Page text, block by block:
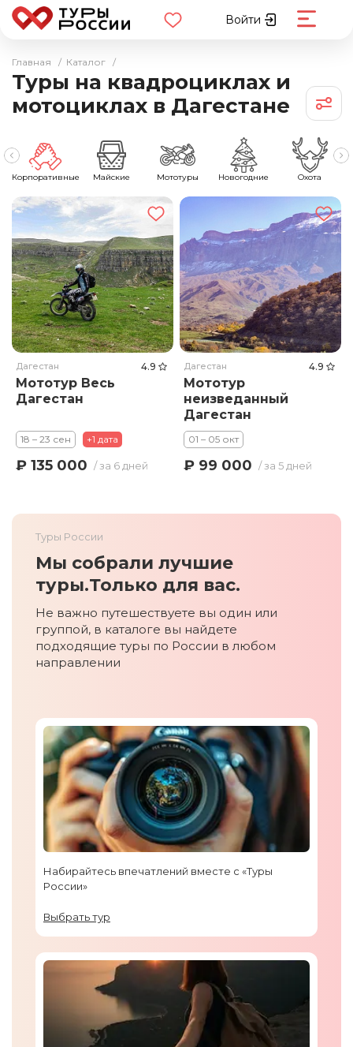
Войти
Главная / Каталог /
Туры на квадроциклах и
мотоциклах в Дагестане
Корпоративные Майские Мототуры Новогодние Охота
Дагестан 4.9
Мототур Весь
Дагестан
18 – 23 сен +1 дата
₽ 135 000 / за 6 дней
Дагестан 4.9
Мототур
неизведанный
Дагестан
01 – 05 окт
₽ 99 000 / за 5 дней
Туры России
Мы собрали лучшие
туры.Только для вас.
Не важно путешествуете вы один или
группой, в каталоге вы найдете
подходящие туры по России в любом
направлении
Набирайтесь впечатлений вместе с «Туры
России»
Выбрать тур